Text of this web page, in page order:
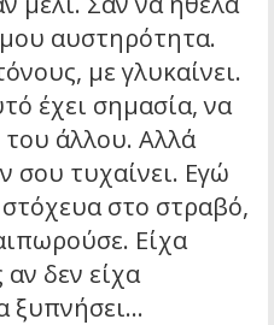
αυστηρότητα.
με γλυκαίνει.
έχει σημασία, να
του άλλου. Αλλά
σου τυχαίνει. Εγώ
στο στραβό,
Είχα
δεν είχα
ξυπνήσει…